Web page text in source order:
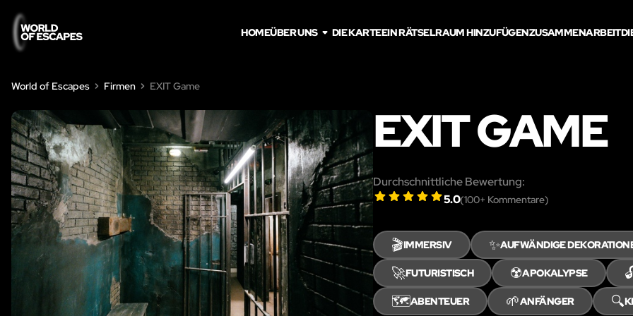
HOMEÜBER UNS DIE KARTEEIN RÄTSELRAUM HINZUFÜGENZUSAMMENARBEIT
World of Escapes Firmen EXIT Game
EXIT GAME
Durchschnittliche Bewertung:
5.0(100+ Kommentare)
🎬IMMERSIV ✨AUFWÄNDIGE
🚀FUTURISTISCH ☢️APOKALYPSE
🗺️ABENTEUER 🌱ANFÄNGER 🔍